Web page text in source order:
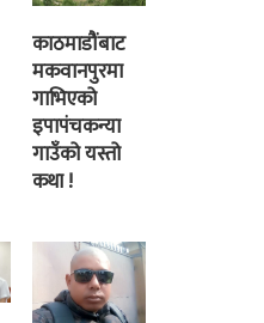
काठमाडौंबाट
मकवानपुरमा
गाभिएको
इपापंचकन्या
गाउँको यस्तो
कथा !